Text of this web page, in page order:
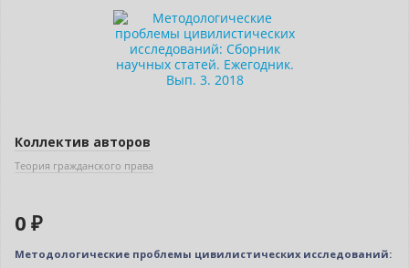
Коллектив авторов
Теория гражданского права
0 ₽
Методологические проблемы цивилистических исследований: